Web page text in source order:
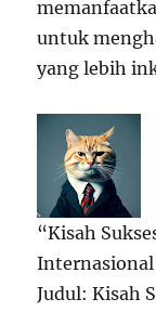
untuk
yang lebih
“Kisah
Judul: Kisah